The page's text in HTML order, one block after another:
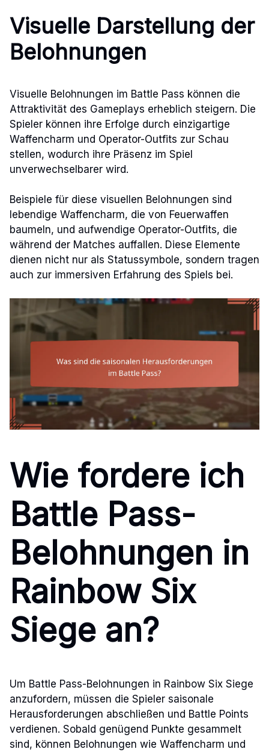
Visuelle Darstellung der
Belohnungen
Visuelle Belohnungen im Battle Pass können die
Attraktivität des Gameplays erheblich steigern. Die
Spieler können ihre Erfolge durch einzigartige
Waffencharm und Operator-Outfits zur Schau
stellen, wodurch ihre Präsenz im Spiel
unverwechselbarer wird.
Beispiele für diese visuellen Belohnungen sind
lebendige Waffencharm, die von Feuerwaffen
baumeln, und aufwendige Operator-Outfits, die
während der Matches auffallen. Diese Elemente
dienen nicht nur als Statussymbole, sondern tragen
auch zur immersiven Erfahrung des Spiels bei.
Wie fordere ich
Battle Pass-
Belohnungen in
Rainbow Six
Siege an?
Um Battle Pass-Belohnungen in Rainbow Six Siege
anzufordern, müssen die Spieler saisonale
Herausforderungen abschließen und Battle Points
verdienen. Sobald genügend Punkte gesammelt
sind, können Belohnungen wie Waffencharm und